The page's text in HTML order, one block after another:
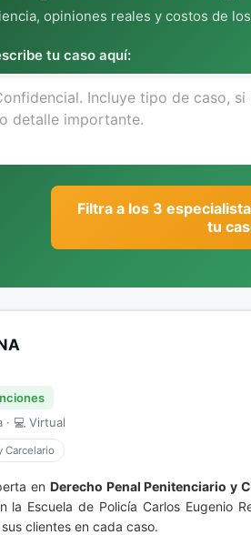
opiniones reales y costos de
tu caso aquí:
Filtra a los 3
tu
· 💻 Virtual
Carcelario
en Derecho Penal Penitenciario y
la Escuela de Policía Carlos
clientes en cada caso.